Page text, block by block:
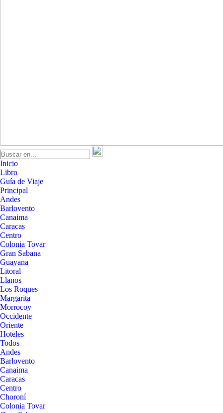
Inicio
Libro
Guía de Viaje
Principal
Andes
Barlovento
Canaima
Caracas
Centro
Colonia Tovar
Gran Sabana
Guayana
Litoral
Llanos
Los Roques
Margarita
Morrocoy
Occidente
Oriente
Hoteles
Todos
Andes
Barlovento
Canaima
Caracas
Centro
Choroní
Colonia Tovar